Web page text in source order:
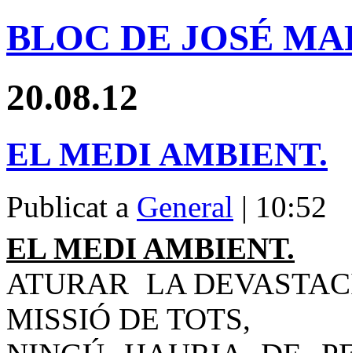
BLOC DE JOSÉ
20.08.12
EL MEDI AMBIENT.
Publicat a General | 10:52
EL MEDI AMBIENT.
ATURAR LA
MISSIÓ DE TOTS,